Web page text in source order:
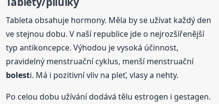
Tableta obsahuje hormony. Měla by se užívat každý den
ve stejnou dobu. V naší republice jde o nejrozšířenější
typ antikoncepce. Výhodou je vysoká účinnost,
pravidelný menstruační cyklus, menší menstruační
bolesti. Má i pozitivní vliv na pleť, vlasy a nehty.
Po celou dobu užívání dodává tělu estrogen i gestagen.